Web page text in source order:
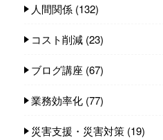
人間関係 (132)
コスト削減 (23)
ブログ講座 (67)
業務効率化 (77)
災害支援・災害対策 (19)